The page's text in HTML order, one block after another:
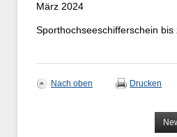
März 2024
Sporthochseeschifferschein
Nach oben Drucken